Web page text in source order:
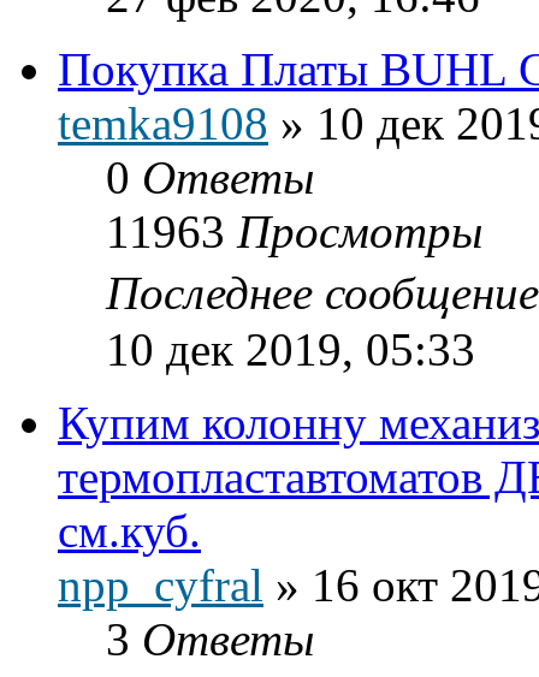
Покупка Платы BUHL
temka9108 » 10 дек
0 Ответы
11963 Просмотры
Последнее
10 дек 2019, 05:33
Купим колонну
см.куб.
npp_cyfral » 16 окт
3 Ответы